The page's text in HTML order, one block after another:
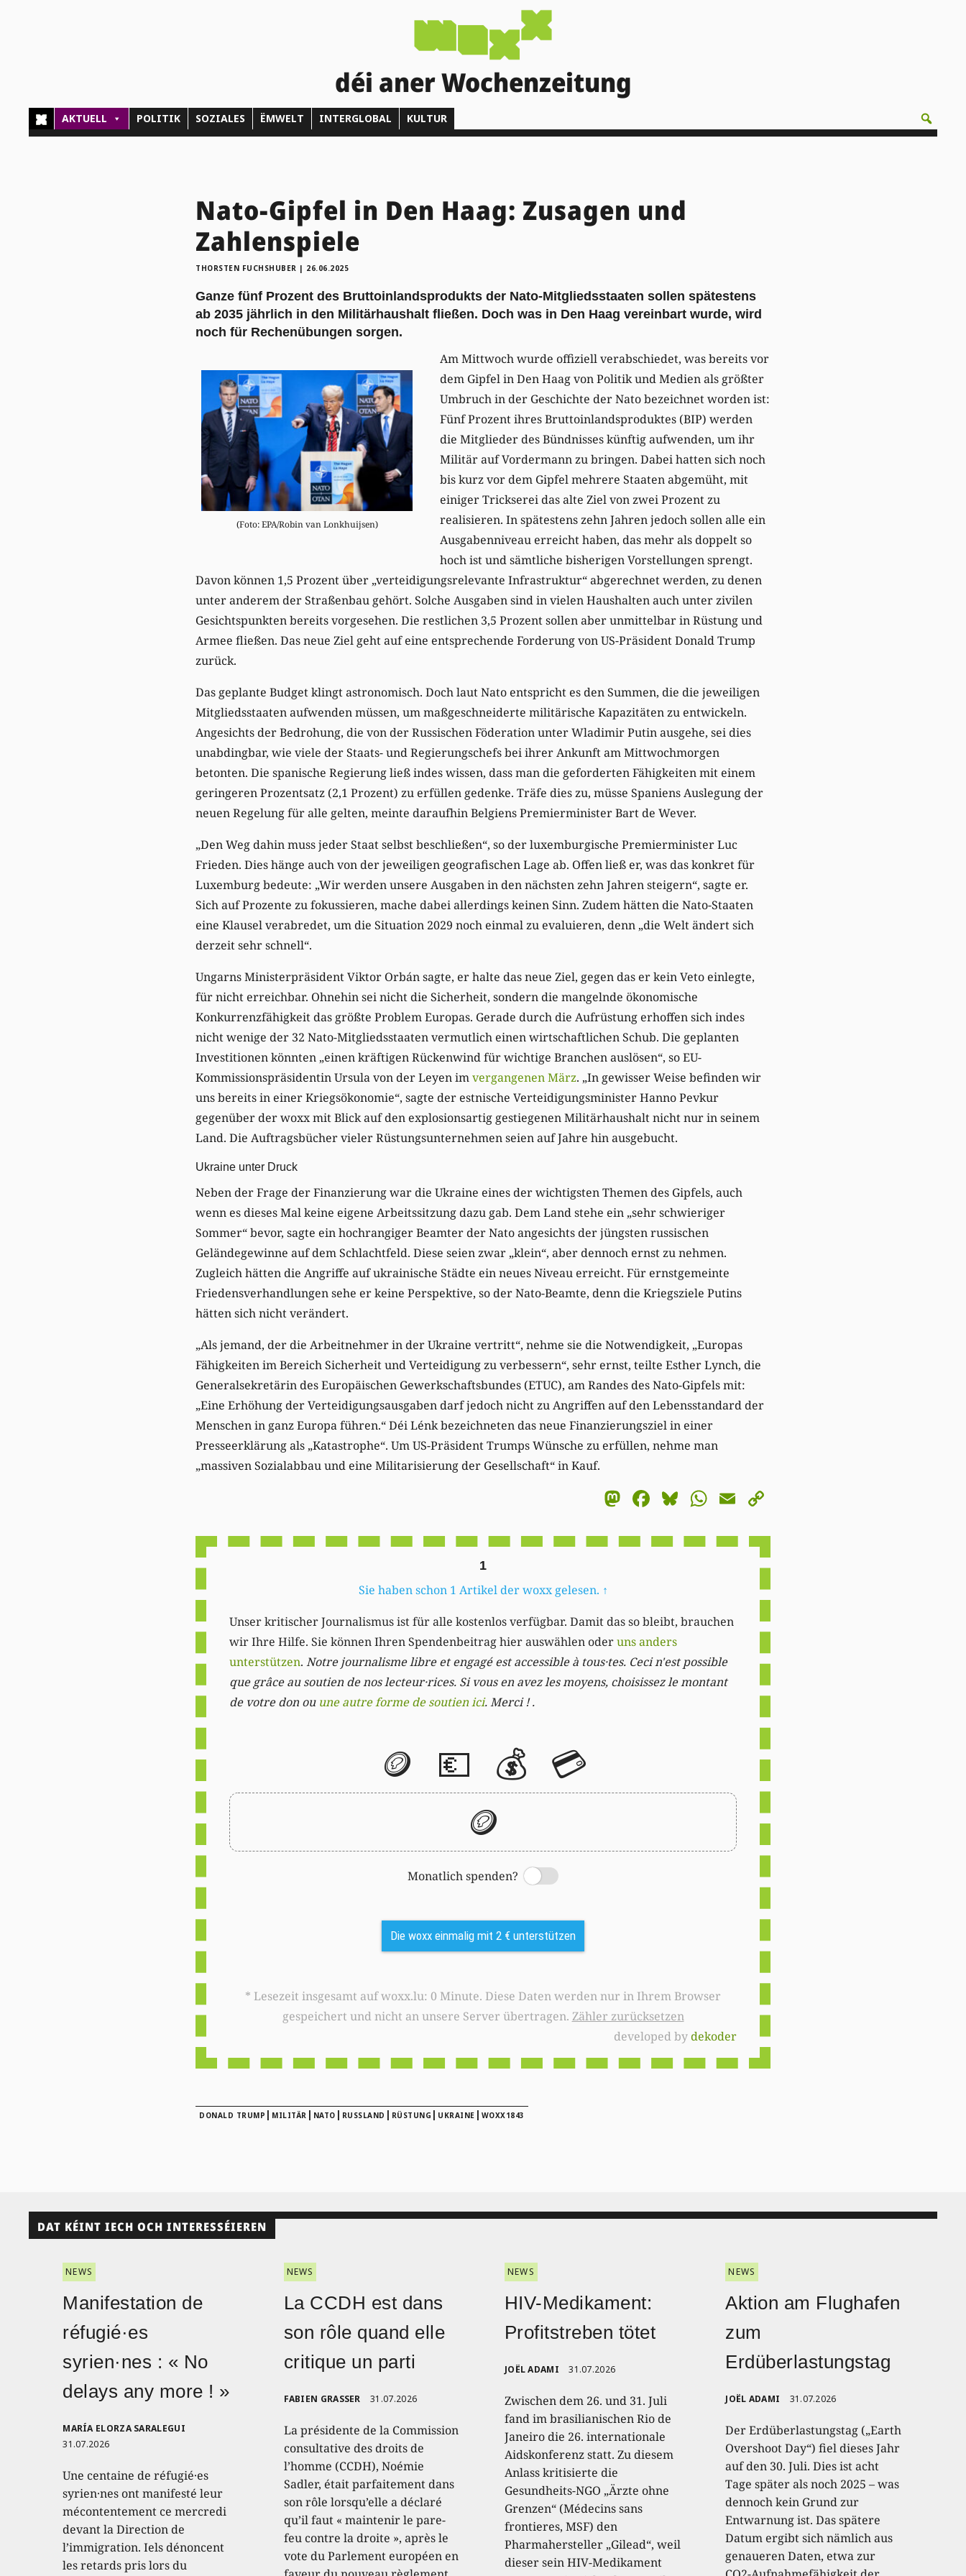
déi aner Wochenzeitung
AKTUELL POLITIK SOZIALES ËMWELT INTERGLOBAL KULTUR
Nato-Gipfel in Den Haag: Zusagen und
Zahlenspiele
THORSTEN FUCHSHUBER | 26.06.2025
Ganze fünf Prozent des Bruttoinlandsprodukts der Nato-Mitgliedsstaaten sollen spätestens
ab 2035 jährlich in den Militärhaushalt fließen. Doch was in Den Haag vereinbart wurde, wird
noch für Rechenübungen sorgen.
(Foto: EPA/Robin van Lonkhuijsen)
Am Mittwoch wurde offiziell verabschiedet, was bereits vor
dem Gipfel in Den Haag von Politik und Medien als größter
Umbruch in der Geschichte der Nato bezeichnet worden ist:
Fünf Prozent ihres Bruttoinlandsproduktes (BIP) werden
die Mitglieder des Bündnisses künftig aufwenden, um ihr
Militär auf Vordermann zu bringen. Dabei hatten sich noch
bis kurz vor dem Gipfel mehrere Staaten abgemüht, mit
einiger Trickserei das alte Ziel von zwei Prozent zu
realisieren. In spätestens zehn Jahren jedoch sollen alle ein
Ausgabenniveau erreicht haben, das mehr als doppelt so
hoch ist und sämtliche bisherigen Vorstellungen sprengt.
Davon können 1,5 Prozent über „verteidigungsrelevante Infrastruktur“ abgerechnet werden, zu denen
unter anderem der Straßenbau gehört. Solche Ausgaben sind in vielen Haushalten auch unter zivilen
Gesichtspunkten bereits vorgesehen. Die restlichen 3,5 Prozent sollen aber unmittelbar in Rüstung und
Armee fließen. Das neue Ziel geht auf eine entsprechende Forderung von US-Präsident Donald Trump
zurück.
Das geplante Budget klingt astronomisch. Doch laut Nato entspricht es den Summen, die die jeweiligen
Mitgliedsstaaten aufwenden müssen, um maßgeschneiderte militärische Kapazitäten zu entwickeln.
Angesichts der Bedrohung, die von der Russischen Föderation unter Wladimir Putin ausgehe, sei dies
unabdingbar, wie viele der Staats- und Regierungschefs bei ihrer Ankunft am Mittwochmorgen
betonten. Die spanische Regierung ließ indes wissen, dass man die geforderten Fähigkeiten mit einem
geringeren Prozentsatz (2,1 Prozent) zu erfüllen gedenke. Träfe dies zu, müsse Spaniens Auslegung der
neuen Regelung für alle gelten, meinte daraufhin Belgiens Premierminister Bart de Wever.
„Den Weg dahin muss jeder Staat selbst beschließen“, so der luxemburgische Premierminister Luc
Frieden. Dies hänge auch von der jeweiligen geografischen Lage ab. Offen ließ er, was das konkret für
Luxemburg bedeute: „Wir werden unsere Ausgaben in den nächsten zehn Jahren steigern“, sagte er.
Sich auf Prozente zu fokussieren, mache dabei allerdings keinen Sinn. Zudem hätten die Nato-Staaten
eine Klausel verabredet, um die Situation 2029 noch einmal zu evaluieren, denn „die Welt ändert sich
derzeit sehr schnell“.
Ungarns Ministerpräsident Viktor Orbán sagte, er halte das neue Ziel, gegen das er kein Veto einlegte,
für nicht erreichbar. Ohnehin sei nicht die Sicherheit, sondern die mangelnde ökonomische
Konkurrenzfähigkeit das größte Problem Europas. Gerade durch die Aufrüstung erhoffen sich indes
nicht wenige der 32 Nato-Mitgliedsstaaten vermutlich einen wirtschaftlichen Schub. Die geplanten
Investitionen könnten „einen kräftigen Rückenwind für wichtige Branchen auslösen“, so EU-
Kommissionspräsidentin Ursula von der Leyen imvergangenen März. „In gewisser Weise befinden wir
uns bereits in einer Kriegsökonomie“, sagte der estnische Verteidigungsminister Hanno Pevkur
gegenüber der woxx mit Blick auf den explosionsartig gestiegenen Militärhaushalt nicht nur in seinem
Land. Die Auftragsbücher vieler Rüstungsunternehmen seien auf Jahre hin ausgebucht.
Ukraine unter Druck
Neben der Frage der Finanzierung war die Ukraine eines der wichtigsten Themen des Gipfels, auch
wenn es dieses Mal keine eigene Arbeitssitzung dazu gab. Dem Land stehe ein „sehr schwieriger
Sommer“ bevor, sagte ein hochrangiger Beamter der Nato angesichts der jüngsten russischen
Geländegewinne auf dem Schlachtfeld. Diese seien zwar „klein“, aber dennoch ernst zu nehmen.
Zugleich hätten die Angriffe auf ukrainische Städte ein neues Niveau erreicht. Für ernstgemeinte
Friedensverhandlungen sehe er keine Perspektive, so der Nato-Beamte, denn die Kriegsziele Putins
hätten sich nicht verändert.
„Als jemand, der die Arbeitnehmer in der Ukraine vertritt“, nehme sie die Notwendigkeit, „Europas
Fähigkeiten im Bereich Sicherheit und Verteidigung zu verbessern“, sehr ernst, teilte Esther Lynch, die
Generalsekretärin des Europäischen Gewerkschaftsbundes (ETUC), am Randes des Nato-Gipfels mit:
„Eine Erhöhung der Verteidigungsausgaben darf jedoch nicht zu Angriffen auf den Lebensstandard der
Menschen in ganz Europa führen.“ Déi Lénk bezeichneten das neue Finanzierungsziel in einer
Presseerklärung als „Katastrophe“. Um US-Präsident Trumps Wünsche zu erfüllen, nehme man
„massiven Sozialabbau und eine Militarisierung der Gesellschaft“ in Kauf.
Mastodon
Facebook
Bluesky
WhatsApp
Email
1
Sie haben schon 1 Artikel der woxx gelesen. ↑
Unser kritischer Journalismus ist für alle kostenlos verfügbar. Damit das so bleibt, brauchen
wir Ihre Hilfe. Sie können Ihren Spendenbeitrag hier auswählen oderuns anders
unterstützen. Notre journalisme libre et engagé est accessible à tous·tes. Ceci n'est possible
que grâce au soutien de nos lecteur·rices. Si vous en avez les moyens, choisissez le montant
de votre don ou une autre forme de soutien ici. Merci ! .
🪙 💶 💰 💳
🪙
Monatlich spenden?
Switch
Die woxx einmalig mit 2 € unterstützen
* Lesezeit insgesamt auf woxx.lu: 0 Minute. Diese Daten werden nur in Ihrem Browser
gespeichert und nicht an unsere Server übertragen. Zähler zurücksetzen
developed bydekoder
DONALD TRUMP | MILITÄR | NATO | RUSSLAND | RÜSTUNG | UKRAINE | WOXX1843
DAT KÉINT IECH OCH INTERESSÉIEREN
NEWS
Manifestation de
réfugié·es
syrien·nes : « No
delays any more ! »
MARÍA ELORZA SARALEGUI
31.07.2026
Une centaine de réfugié·es
syrien·nes ont manifesté leur
mécontentement ce mercredi
devant la Direction de
l’immigration. Iels dénoncent
les retards pris lors du
NEWS
La CCDH est dans
son rôle quand elle
critique un parti
FABIEN GRASSER 31.07.2026
La présidente de la Commission
consultative des droits de
l’homme (CCDH), Noémie
Sadler, était parfaitement dans
son rôle lorsqu’elle a déclaré
qu’il faut « maintenir le pare-
feu contre la droite », après le
vote du Parlement européen en
NEWS
HIV-Medikament:
Profitstreben tötet
JOËL ADAMI 31.07.2026
Zwischen dem 26. und 31. Juli
fand im brasilianischen Rio de
Janeiro die 26. internationale
Aidskonferenz statt. Zu diesem
Anlass kritisierte die
Gesundheits-NGO „Ärzte ohne
Grenzen“ (Médecins sans
frontieres, MSF) den
Pharmahersteller „Gilead“, weil
dieser sein HIV-Medikament
NEWS
Aktion am Flughafen
zum
Erdüberlastungstag
JOËL ADAMI 31.07.2026
Der Erdüberlastungstag („Earth
Overshoot Day“) fiel dieses Jahr
auf den 30. Juli. Dies ist acht
Tage später als noch 2025 – was
dennoch kein Grund zur
Entwarnung ist. Das spätere
Datum ergibt sich nämlich aus
genaueren Daten, etwa zur